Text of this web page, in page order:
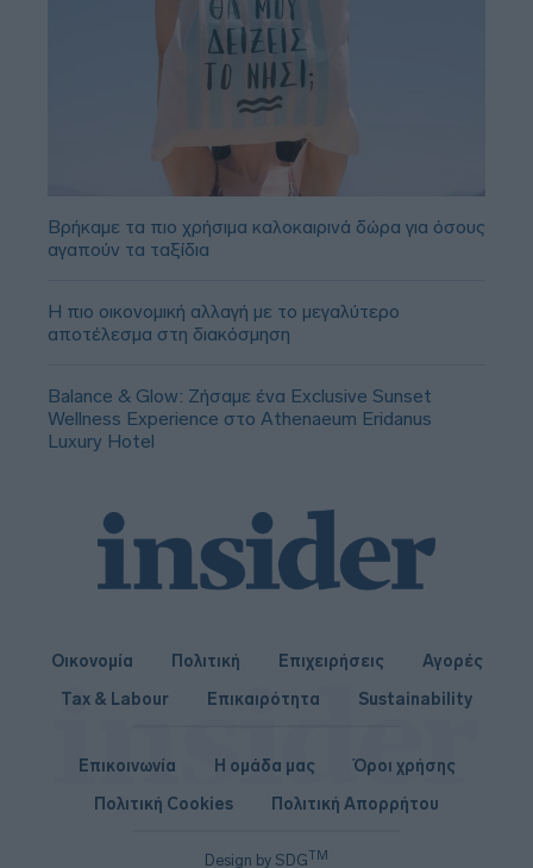
Βρήκαμε τα πιο χρήσιμα καλοκαιρινά δώρα για όσους
αγαπούν τα ταξίδια
Η πιο οικονομική αλλαγή με το μεγαλύτερο
αποτέλεσμα στη διακόσμηση
Balance & Glow: Ζήσαμε ένα Exclusive Sunset
Wellness Experience στο Athenaeum Eridanus
Luxury Hotel
Οικονομία Πολιτική Επιχειρήσεις
Αγορές
Tax & Labour
Επικαιρότητα Sustainability
Design by SDGTM
Επικοινωνία Η ομάδα μας
Όροι χρήσης
Πολιτική Cookies
Πολιτική Απορρήτου